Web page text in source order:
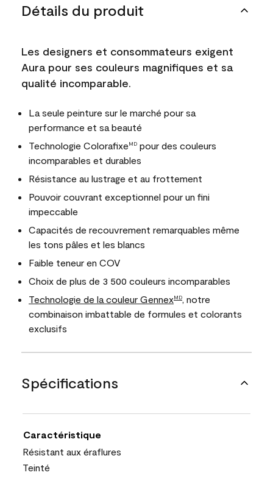
Détails du produit
Les designers et consommateurs exigent
Aura pour ses couleurs magnifiques et sa
qualité incomparable.
La seule peinture sur le marché pour sa
performance et sa beauté
Technologie Colorafixe MD pour des couleurs
incomparables et durables
Résistance au lustrage et au frottement
Pouvoir couvrant exceptionnel pour un fini
impeccable
Capacités de recouvrement remarquables même
les tons pâles et les blancs
Faible teneur en COV
Choix de plus de 3 500 couleurs incomparables
Technologie de la couleur GennexMD
, notre
combinaison imbattable de formules et colorants
exclusifs
Spécifications
Caractéristique
Résistant aux éraflures
Teinté